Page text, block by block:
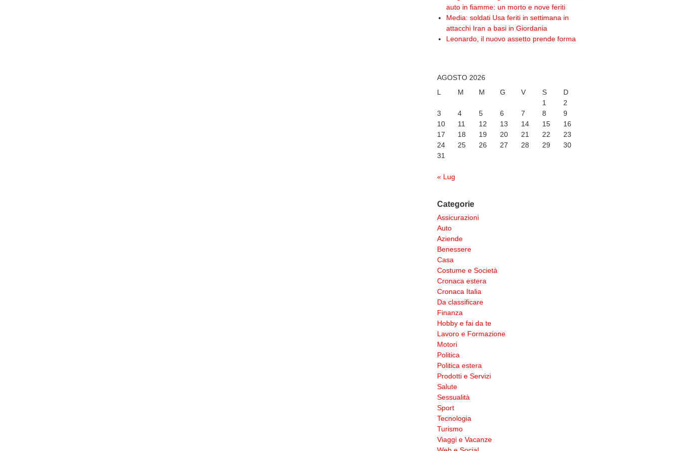
auto in fiamme: un morto e nove feriti
Media: soldati Usa feriti in settimana in
attacchi Iran a basi in Giordania
Leonardo, il nuovo assetto prende forma
AGOSTO 2026
L
M M G V S
D
1
2
3
4 5 6 7 8
9
10
11 12 13 14 15
16
17
18 19 20 21 22
23
24
25 26 27 28 29
30
31
« Lug
Categorie
Assicurazioni
Auto
Aziende
Benessere
Casa
Costume e Società
Cronaca estera
Cronaca Italia
Da classificare
Finanza
Hobby e fai da te
Lavoro e Formazione
Motori
Politica
Politica estera
Prodotti e Servizi
Salute
Sessualità
Sport
Tecnologia
Turismo
Viaggi e Vacanze